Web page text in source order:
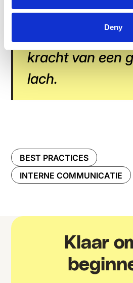
Deny
Houd het
los en
kracht van een
lach.
BEST PRACTICES
INTERNE COMMUNICATIE
Klaar